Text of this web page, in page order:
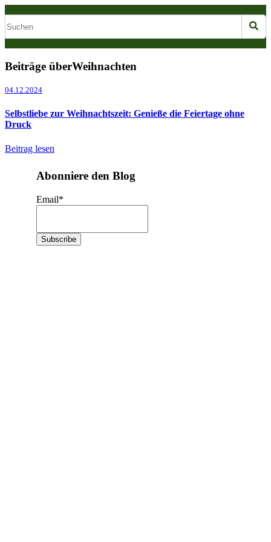
Beiträge überWeihnachten
04.12.2024
Selbstliebe zur Weihnachtszeit: Genieße die Feiertage ohne
Druck
Beitrag lesen
Abonniere den Blog
Email*